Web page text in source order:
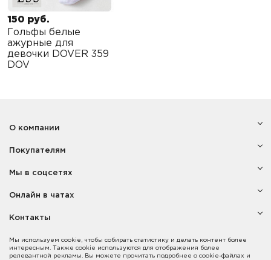
150 руб.
Гольфы белые
ажурные для
девочки DOVER 359
DOV
Мы используем cookie, чтобы собирать статистику и делать контент более
интересным. Также cookie используются для отображения более
релевантной рекламы. Вы можете прочитать подробнее о cookie-файлах и
Покупателям
О компании
Мы в соцсетях
Онлайн в чатах
Контакты